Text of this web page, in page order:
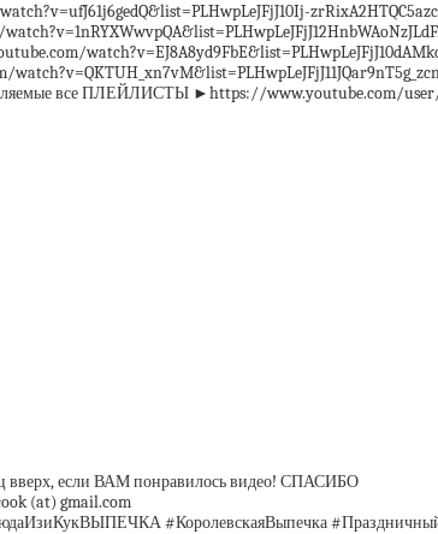
все ПЛЕЙЛИСТЫ ►https://www.youtube.com/user/
вверх, если ВАМ понравилось видео! СПАСИБО
(at) gmail.com
#КоролевскаяВыпечка